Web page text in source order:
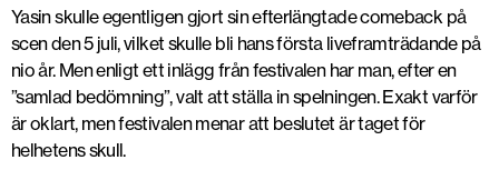
Yasin skulle egentligen gjort sin efterlängtade comeback på
scen den 5 juli, vilket skulle bli hans första liveframträdande på
nio år. Men enligt ett inlägg från festivalen har man, efter en
”samlad bedömning”, valt att ställa in spelningen. Exakt varför
är oklart, men festivalen menar att beslutet är taget för
helhetens skull.